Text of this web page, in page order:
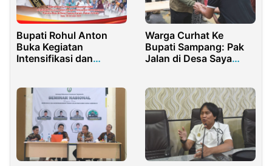
Bupati Rohul Anton
Buka Kegiatan
Intensifikasi dan
Warga Curhat Ke
Bupati Sampang: Pak
Jalan di Desa Saya